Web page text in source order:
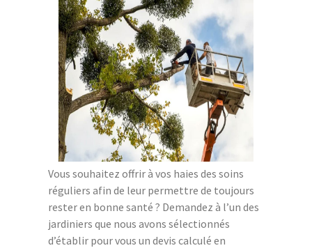
Vous souhaitez offrir à vos haies des soins
réguliers afin de leur permettre de toujours
rester en bonne santé ? Demandez à l’un des
jardiniers que nous avons sélectionnés
d’établir pour vous un devis calculé en